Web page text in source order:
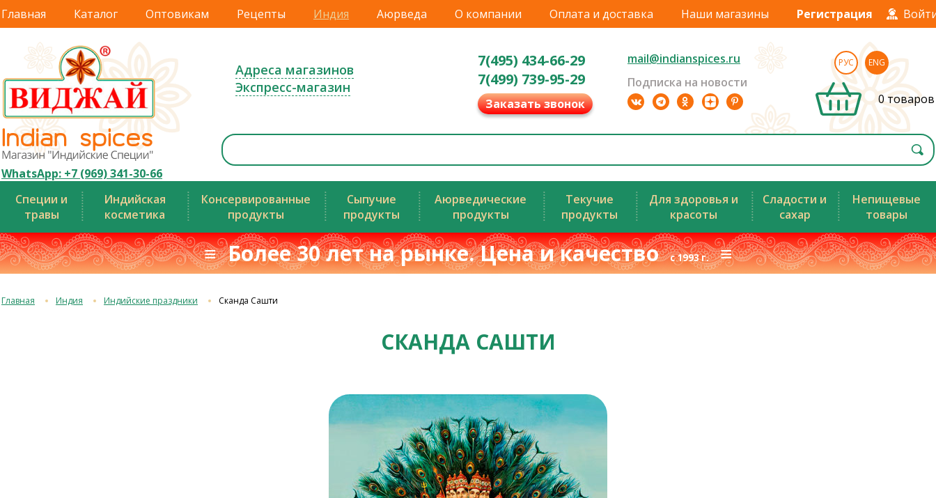
Главная Каталог Оптовикам Рецепты Индия Аюрведа О компании Оплата и доставка Наши магазины Регистрация
WhatsApp: +7 (969) 341-30-66
Адреса магазинов
Экспресс-магазин
7(495) 434-66-29
7(499) 739-95-29
Заказать звонок
mail@indianspices.ru
Подписка на новости
РУС ENG
0 товаров
Специи и
травы
Индийская
косметика
Консервированные
продукты
Сыпучие
продукты
Аюрведические
продукты
Текучие
продукты
Для здоровья и
красоты
Сладости и
сахар
Непищевые
товары
≡ Более 30 лет на рынке. Цена и качествос 1993 г.≡
Главная Индия Индийские праздники Сканда Сашти
СКАНДА САШТИ